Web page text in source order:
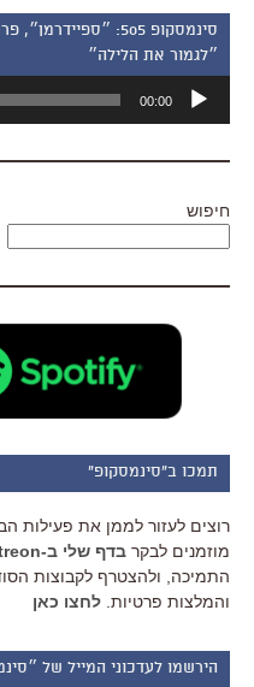
סינמסקופ 505:
״לגמור את הלילה״
אודיו
00:00
חיפוש
תמכו ב"סינמסקופ"
רוצים לעזור לממן את פעילות
מוזמנים לבקר בדף שלי ב-Patreon
התמיכה, ולהצטרף לקבוצות
והמלצות פרטיות. לחצו כאן
הירשמו לעדכוני המייל של